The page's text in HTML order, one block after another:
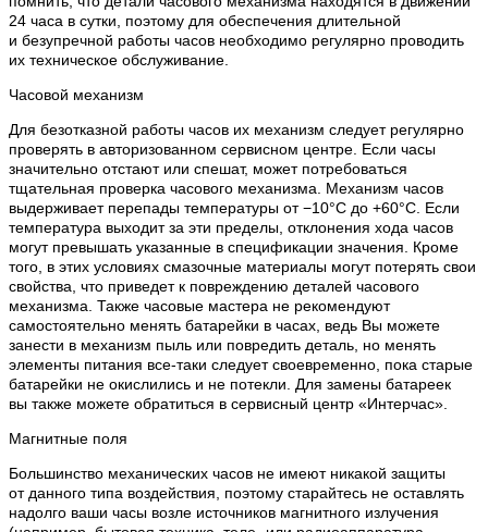
24 часа в сутки, поэтому для обеспечения длительной
и безупречной работы часов необходимо регулярно проводить
их техническое обслуживание.
Часовой механизм
Для безотказной работы часов их механизм следует регулярно
проверять в авторизованном сервисном центре. Если часы
значительно отстают или спешат, может потребоваться
тщательная проверка часового механизма. Механизм часов
выдерживает перепады температуры от −10°C до +60°C. Если
температура выходит за эти пределы, отклонения хода часов
могут превышать указанные в спецификации значения. Кроме
того, в этих условиях смазочные материалы могут потерять свои
свойства, что приведет к повреждению деталей часового
механизма. Также часовые мастера не рекомендуют
самостоятельно менять батарейки в часах, ведь Вы можете
занести в механизм пыль или повредить деталь, но менять
элементы питания все-таки следует своевременно, пока старые
батарейки не окислились и не потекли. Для замены батареек
вы также можете обратиться в сервисный центр «Интерчас».
Магнитные поля
Большинство механических часов не имеют никакой защиты
от данного типа воздействия, поэтому старайтесь не оставлять
надолго ваши часы возле источников магнитного излучения